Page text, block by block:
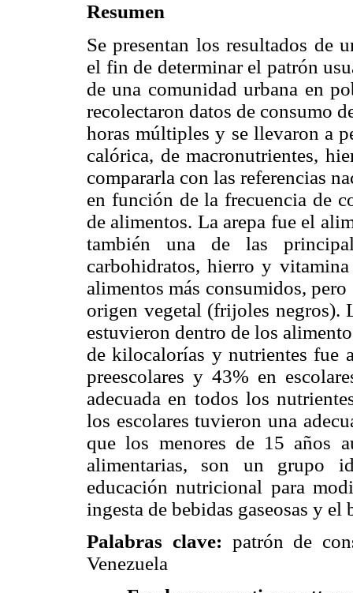
Resumen
Se presentan los resultados de
el fin de determinar el patrón
de una comunidad urbana en
recolectaron datos de consumo
horas múltiples y se llevaron a
calórica, de macronutrientes,
compararla con las referencias
en función de la frecuencia de
de alimentos. La arepa fue el
también una de las
carbohidratos, hierro y
alimentos más consumidos,
origen vegetal (frijoles negros).
estuvieron dentro de los
de kilocalorías y nutrientes fue
preescolares y 43% en
adecuada en todos los
los escolares tuvieron una
que los menores de 15 años
alimentarias, son un grupo
educación nutricional para
ingesta de bebidas gaseosas y
Palabras clave: patrón de
Venezuela